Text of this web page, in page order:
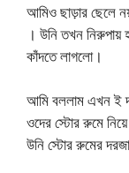
আমিও ছাড়ার ছেলে
। উনি তখন নিরুপায়
কাঁদতে লাগলো।
আমি বললাম এখন ই
ওদের স্টোর রুমে
উনি স্টোর রুমের